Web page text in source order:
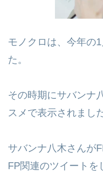
モノクロは、今年の
た。
その時期にサバンナ
スメで表示されまし
サバンナ八木さんが
FP関連のツイートを